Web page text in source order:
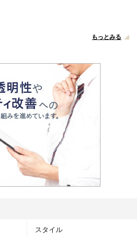
もっとみる
スタイル